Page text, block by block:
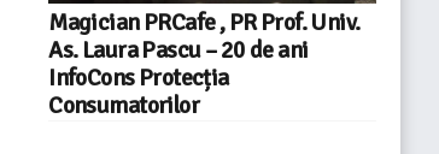
Magician PRCafe , PR Prof. Univ.
As. Laura Pascu – 20 de ani
InfoCons Protecția
Consumatorilor